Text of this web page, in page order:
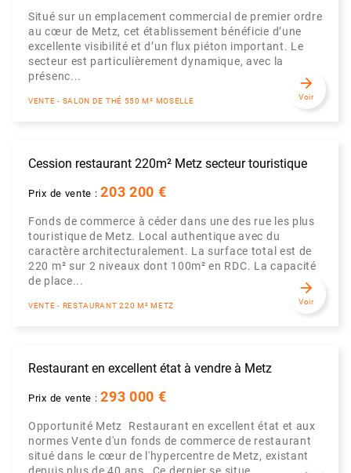
Situé sur un emplacement commercial de premier ordre
au cœur de Metz, cet établissement bénéficie d’une
excellente visibilité et d’un flux piéton important. Le
secteur est particulièrement dynamique, avec la
présenc...
VENTE - SALON DE THÉ 550 M² MOSELLE
arrow_forward
Voir
Cession restaurant 220m² Metz secteur touristique
Prix de vente :203 200 €
Fonds de commerce à céder dans une des rue les plus
touristique de Metz. Local authentique avec du
caractère architecturalement. La surface total est de
220 m² sur 2 niveaux dont 100m² en RDC. La capacité
de place...
VENTE - RESTAURANT 220 M² METZ
arrow_forward
Voir
Restaurant en excellent état à vendre à Metz
Prix de vente :293 000 €
Opportunité Metz  Restaurant en excellent état et aux
normes Vente d'un fonds de commerce de restaurant
situé dans le cœur de l'hypercentre de Metz, existant